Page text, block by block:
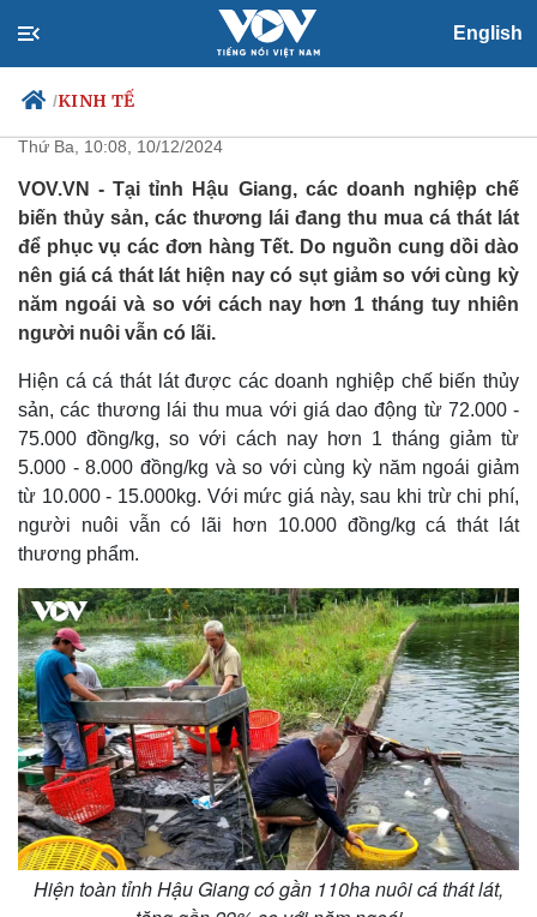
English
/KINH TẾ
Chính trị
Đảng
Tổ chức nhân sự
Quốc hội
Nhận diện sự thật
Xã hội
Tin 24h
Dự báo thời tiết
Giáo dục
Biển đảo
Giá cá thát lát sụt giảm, người
nuôi cá ở Hậu Giang vẫn có lãi
Thứ Ba, 10:08, 10/12/2024
VOV.VN - Tại tỉnh Hậu Giang, các doanh nghiệp chế
biến thủy sản, các thương lái đang thu mua cá thát lát
để phục vụ các đơn hàng Tết. Do nguồn cung dồi dào
nên giá cá thát lát hiện nay có sụt giảm so với cùng kỳ
năm ngoái và so với cách nay hơn 1 tháng tuy nhiên
người nuôi vẫn có lãi.
Hiện cá cá thát lát được các doanh nghiệp chế biến thủy
sản, các thương lái thu mua với giá dao động từ 72.000 -
75.000 đồng/kg, so với cách nay hơn 1 tháng giảm từ
5.000 - 8.000 đồng/kg và so với cùng kỳ năm ngoái giảm
từ 10.000 - 15.000kg. Với mức giá này, sau khi trừ chi phí,
người nuôi vẫn có lãi hơn 10.000 đồng/kg cá thát lát
thương phẩm.
Hiện toàn tỉnh Hậu Giang có gần 110ha nuôi cá thát lát,